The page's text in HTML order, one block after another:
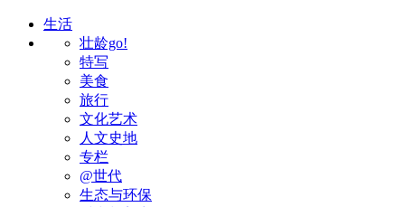
生活
壮龄go!
特写
美食
旅行
文化艺术
人文史地
专栏
@世代
生态与环保